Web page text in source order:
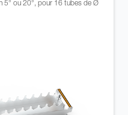
5° ou 20°, pour 16 tubes de Ø